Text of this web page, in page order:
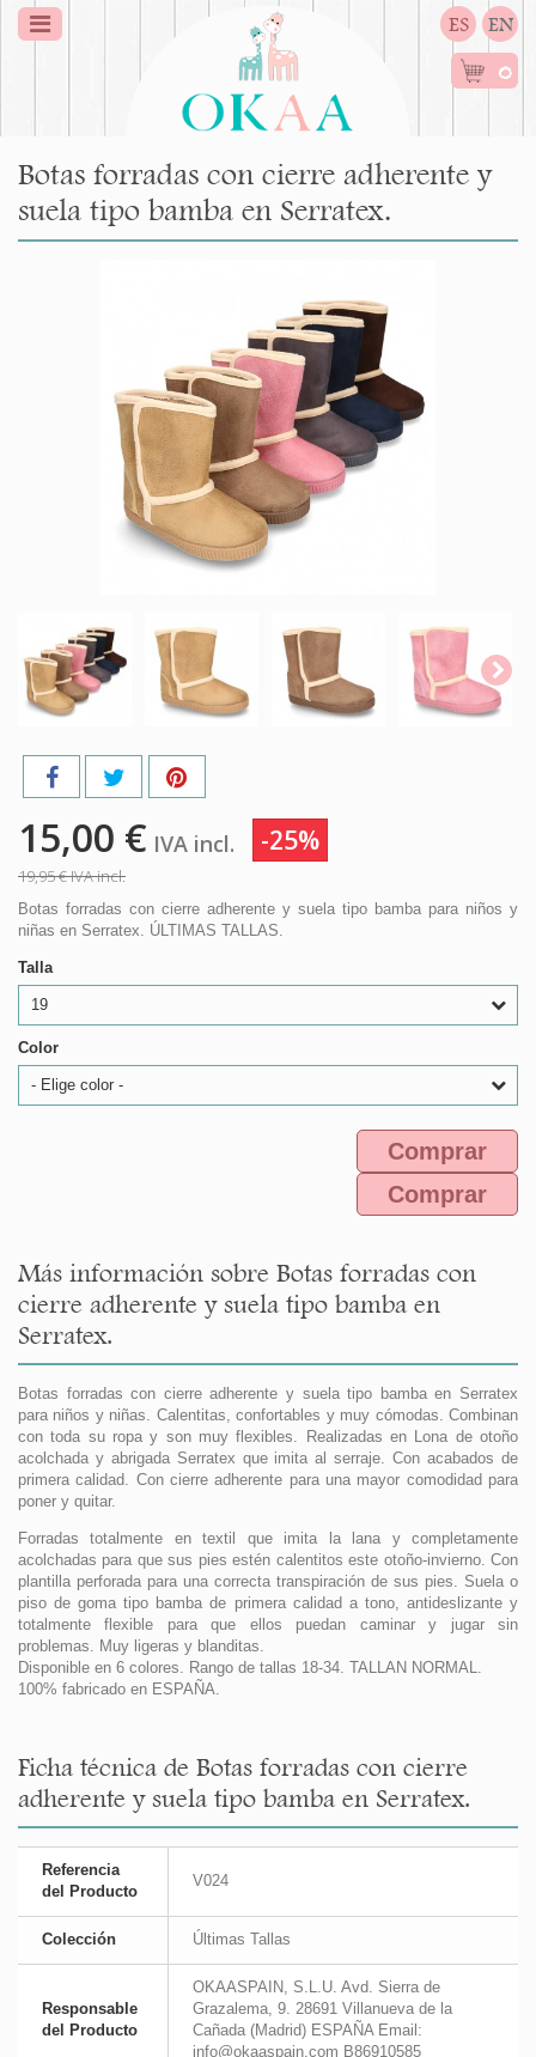
ES EN
0
Botas forradas con cierre adherente y
suela tipo bamba en Serratex.
15,00 € IVA incl. -25%
19,95 €IVA incl.
Botas forradas con cierre adherente y suela tipo bamba para niños y
niñas en Serratex. ÚLTIMAS TALLAS.
Talla
19
Color
- Elige color -
Comprar
Comprar
Más información sobre Botas forradas con
cierre adherente y suela tipo bamba en
Serratex.
Botas forradas con cierre adherente y suela tipo bamba en Serratex
para niños y niñas. Calentitas, confortables y muy cómodas. Combinan
con toda su ropa y son muy flexibles. Realizadas en Lona de otoño
acolchada y abrigada Serratex que imita al serraje. Con acabados de
primera calidad. Con cierre adherente para una mayor comodidad para
poner y quitar.
Forradas totalmente en textil que imita la lana y completamente
acolchadas para que sus pies estén calentitos este otoño-invierno. Con
plantilla perforada para una correcta transpiración de sus pies. Suela o
piso de goma tipo bamba de primera calidad a tono, antideslizante y
totalmente flexible para que ellos puedan caminar y jugar sin
problemas. Muy ligeras y blanditas.
Disponible en 6 colores. Rango de tallas 18-34. TALLAN NORMAL.
100% fabricado en ESPAÑA.
Ficha técnica de Botas forradas con cierre
adherente y suela tipo bamba en Serratex.
Referencia
del Producto
V024
Colección Últimas Tallas
Responsable
del Producto
OKAASPAIN, S.L.U. Avd. Sierra de
Grazalema, 9. 28691 Villanueva de la
Cañada (Madrid) ESPAÑA Email:
info@okaaspain.com B86910585